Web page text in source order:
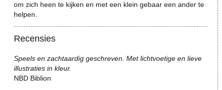
om zich heen te kijken en met een klein gebaar een ander te
helpen.
Recensies
Speels en zachtaardig geschreven. Met lichtvoetige en lieve
illustraties in kleur.
NBD Biblion